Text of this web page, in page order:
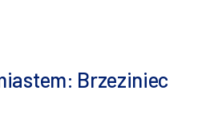
Brzeziniec